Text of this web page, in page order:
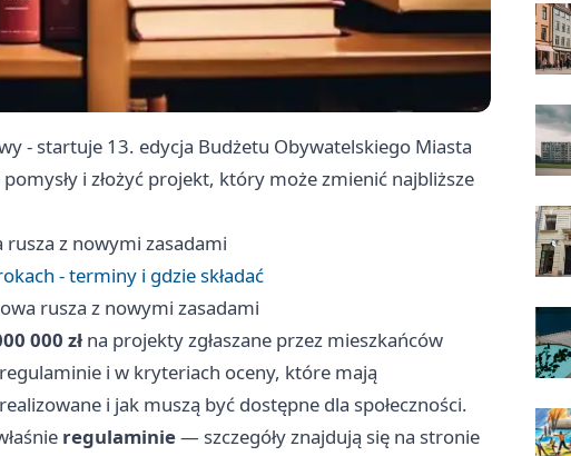
- startuje 13. edycja Budżetu Obywatelskiego Miasta
i złożyć projekt, który może zmienić najbliższe
z nowymi zasadami
- terminy i gdzie składać
rusza z nowymi zasadami
000 zł na projekty zgłaszane przez mieszkańców
i w kryteriach oceny, które mają
i jak muszą być dostępne dla społeczności.
regulaminie— szczegóły znajdują się na stronie